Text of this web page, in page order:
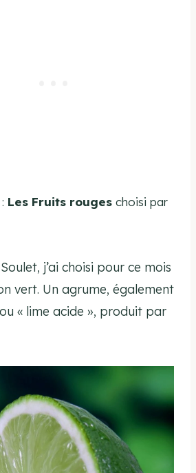
Les Fruits rouges choisi par
j’ai choisi pour ce mois
vert. Un agrume, également
« lime acide », produit par